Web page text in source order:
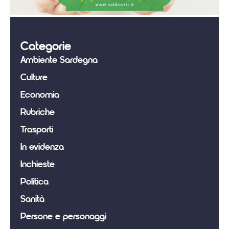
Categorie
Ambiente Sardegna
Culture
Economia
Rubriche
Trasporti
In evidenza
Inchieste
Politica
Sanità
Persone e personaggi